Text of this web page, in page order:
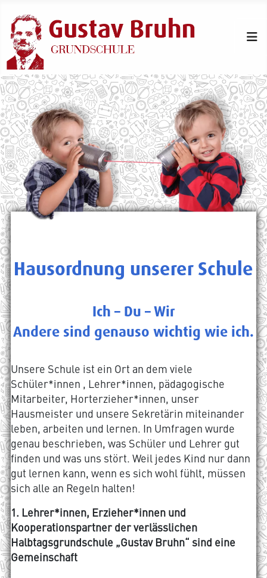
Hausordnung unserer Schule
Ich – Du – Wir
Andere sind genauso wichtig wie ich.
Unsere Schule ist ein Ort an dem viele
Schüler*innen , Lehrer*innen, pädagogische
Mitarbeiter, Horterzieher*innen, unser
Hausmeister und unsere Sekretärin miteinander
leben, arbeiten und lernen. In Umfragen wurde
genau beschrieben, was Schüler und Lehrer gut
ﬁnden und was uns stört. Weil jedes Kind nur dann
gut lernen kann, wenn es sich wohl fühlt, müssen
sich alle an Regeln halten!
1. Lehrer*innen, Erzieher*innen und
Kooperationspartner der verlässlichen
Halbtagsgrundschule „Gustav Bruhn“ sind eine
Gemeinschaft